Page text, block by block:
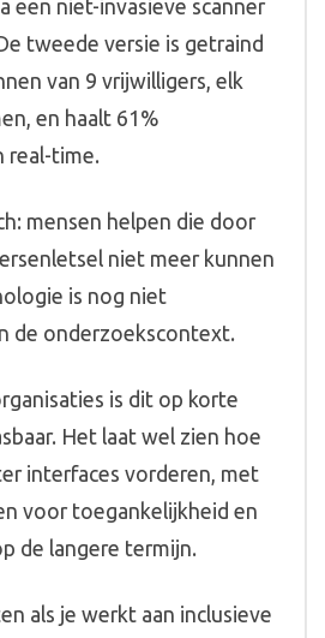
een niet-invasieve scanner
tweede versie is getraind
van 9 vrijwilligers, elk
en haalt 61%
real-time.
mensen helpen die door
niet meer kunnen
is nog niet
de onderzoekscontext.
is dit op korte
Het laat wel zien hoe
interfaces vorderen, met
voor toegankelijkheid en
de langere termijn.
als je werkt aan inclusieve